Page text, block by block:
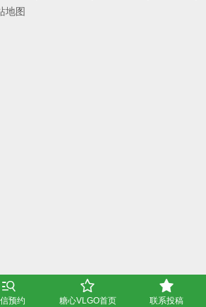

预约

糖心VLGO首页

联系投稿
地图